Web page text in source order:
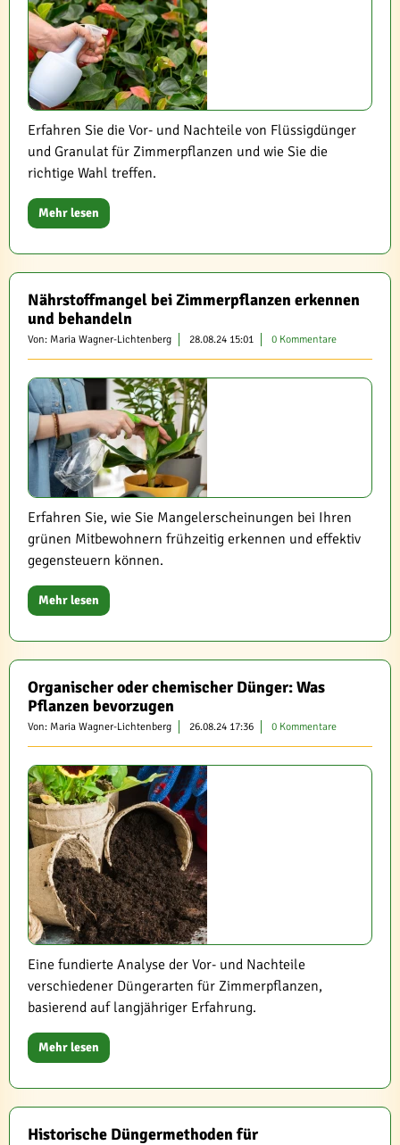
Erfahren Sie die Vor- und Nachteile von Flüssigdünger
und Granulat für Zimmerpflanzen und wie Sie die
richtige Wahl treffen.
Mehr lesen
Nährstoffmangel bei Zimmerpflanzen erkennen
und behandeln
Von: Maria Wagner-Lichtenberg 28.08.24 15:01 0 Kommentare
Erfahren Sie, wie Sie Mangelerscheinungen bei Ihren
grünen Mitbewohnern frühzeitig erkennen und effektiv
gegensteuern können.
Mehr lesen
Organischer oder chemischer Dünger: Was
Pflanzen bevorzugen
Von: Maria Wagner-Lichtenberg 26.08.24 17:36 0 Kommentare
Eine fundierte Analyse der Vor- und Nachteile
verschiedener Düngerarten für Zimmerpflanzen,
basierend auf langjähriger Erfahrung.
Mehr lesen
Historische Düngermethoden für